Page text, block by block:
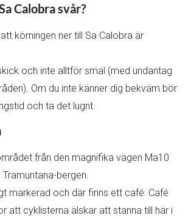
Calobra svår?
körningen ner till Sa Calobra är
och inte alltför smal (med undantag
Om du inte känner dig bekväm bör
och ta det lugnt.
från den magnifika vägen Ma10
bergen.
markerad och där finns ett café: Café
att cyklisterna älskar att stanna till här i